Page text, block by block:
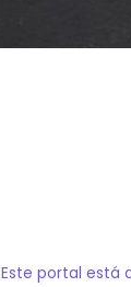
Este portal está